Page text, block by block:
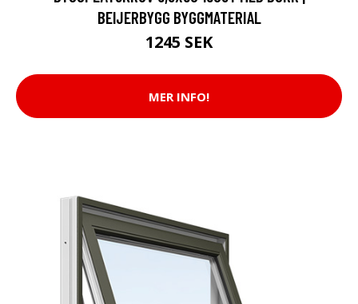
BEIJERBYGG BYGGMATERIAL
1245 SEK
MER INFO!